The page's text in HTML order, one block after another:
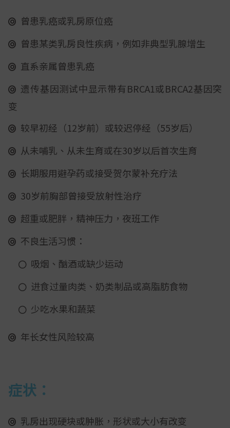
曾患乳癌或乳房原位癌
曾患某类乳房良性疾病，例如非典型乳腺增生
直系亲属曾患乳癌
遗传基因测试中显示带有BRCA1或BRCA2基因突
变
较早初经（12岁前）或较迟停经（55岁后）
从未哺乳、从未生育或在30岁以后首次生育
长期服用避孕药或接受贺尔蒙补充疗法
30岁前胸部曾接受放射性治疗
超重或肥胖，精神压力，夜班工作
不良生活习惯：
吸烟、酗酒或缺少运动
进食过量肉类、奶类制品或高脂肪食物
少吃水果和蔬菜
年长女性风险较高
症状：
乳房出现硬块或肿胀，形状或大小有改变